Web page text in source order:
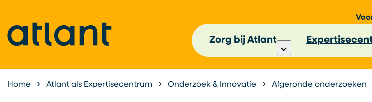
Zorg bij Atlant
Home Atlant als Expertisecentrum Onderzoek & Innovatie Afgeronde onderzoeken